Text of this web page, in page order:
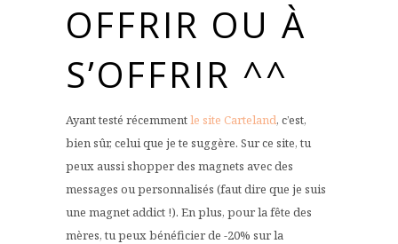
OFFRIR OU À
S’OFFRIR ^^
Ayant testé récemmentle site Carteland, c’est,
bien sûr, celui que je te suggère. Sur ce site, tu
peux aussi shopper des magnets avec des
messages ou personnalisés (faut dire que je suis
une magnet addict !). En plus, pour la fête des
mères, tu peux bénéficier de -20% sur la